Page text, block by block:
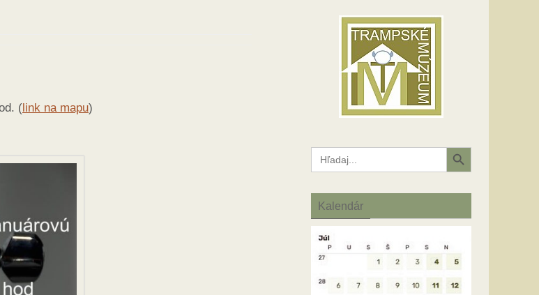
(link na mapu)
Search
for:
Search Button
Kalendár